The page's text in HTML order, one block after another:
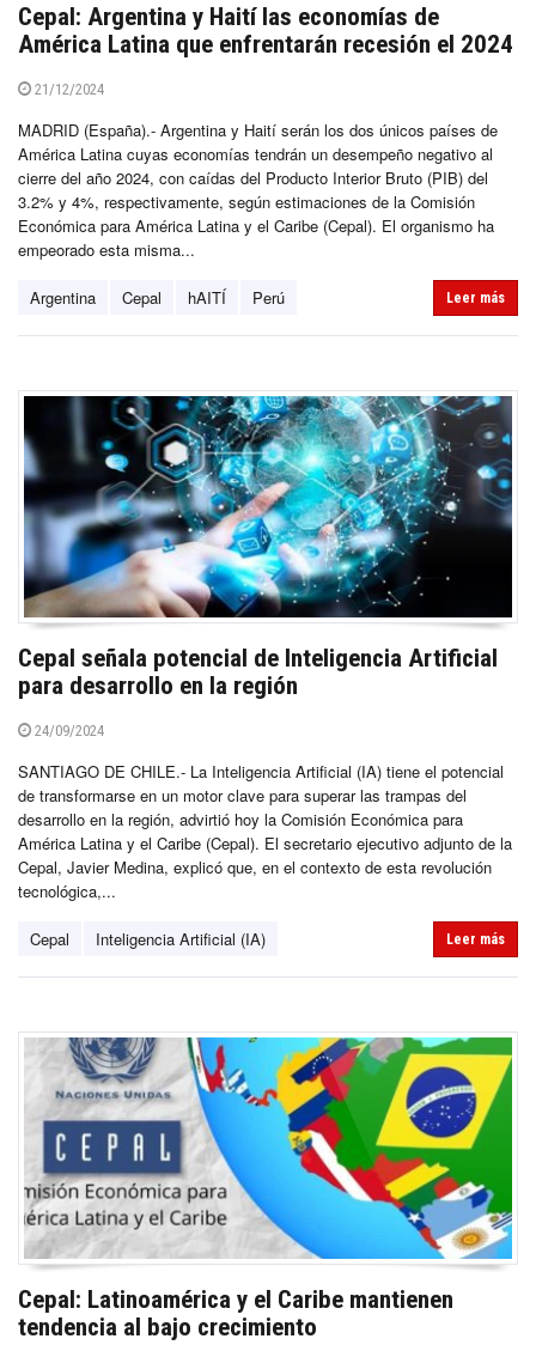
Cepal: Argentina y Haití las economías de
América Latina que enfrentarán recesión el 2024
21/12/2024
MADRID (España).- Argentina y Haití serán los dos únicos países de
América Latina cuyas economías tendrán un desempeño negativo al
cierre del año 2024, con caídas del Producto Interior Bruto (PIB) del
3.2% y 4%, respectivamente, según estimaciones de la Comisión
Económica para América Latina y el Caribe (Cepal). El organismo ha
empeorado esta misma...
Argentina Cepal hAITÍ Perú Leer más
Cepal señala potencial de Inteligencia Artificial
para desarrollo en la región
24/09/2024
SANTIAGO DE CHILE.- La Inteligencia Artificial (IA) tiene el potencial
de transformarse en un motor clave para superar las trampas del
desarrollo en la región, advirtió hoy la Comisión Económica para
América Latina y el Caribe (Cepal). El secretario ejecutivo adjunto de la
Cepal, Javier Medina, explicó que, en el contexto de esta revolución
tecnológica,...
Cepal Inteligencia Artificial (IA) Leer más
Cepal: Latinoamérica y el Caribe mantienen
tendencia al bajo crecimiento